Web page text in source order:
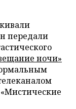
передали
ночи»